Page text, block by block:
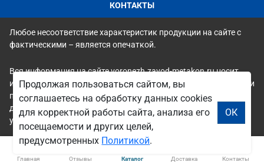
КОНТАКТЫ
Любое несоответствие характеристик продукции на сайте с
фактическими – является опечаткой.
Вся информация на сайте voronezh.zavod-metakon.ru носит
исключительно ознакомительный и справочный характер и ни
при каких условиях не является публичной офертой. Всю
дополнительную информацию можно узнать по телефонам
указанным на сайте.
Главная Отзывы Каталог Доставка Контакты
Продолжая пользоваться сайтом, вы
соглашаетесь на обработку данных cookies
для корректной работы сайта, анализа его
посещаемости и других целей,
предусмотренных Политикой.
ОК